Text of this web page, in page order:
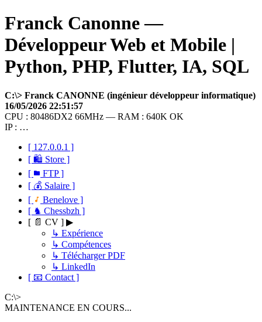
Franck Canonne —
Développeur Web et Mobile |
Python, PHP, Flutter, IA, SQL
C:\> Franck CANONNE (ingénieur développeur informatique)
16/05/2026 22:51:57
CPU : 80486DX2 66MHz — RAM : 640K OK
IP : …
[ 127.0.0.1 ]
[ 🛍 Store ]
[
FTP ]
[ 💰 Salaire ]
[
Benelove ]
[ ♞ Chessbzh ]
[ 📄 CV ] ▶
↳ Expérience
↳ Compétences
↳ Télécharger PDF
↳ LinkedIn
[ 📧 Contact ]
C:\>
MAINTENANCE EN COURS...